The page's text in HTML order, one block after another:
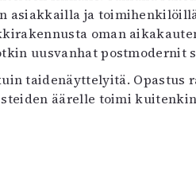
asiakkailla ja
oman
uusvanhat postmodernit
taidenäyttelyitä. Opastus
äärelle toimi